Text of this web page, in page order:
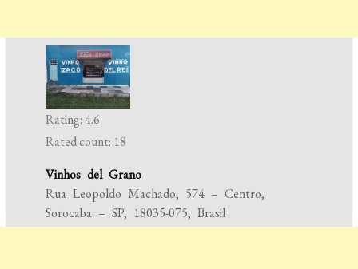
Rating: 4.6
Rated count: 18
Vinhos del Grano
Rua Leopoldo Machado, 574 – Centro,
Sorocaba – SP, 18035-075, Brasil